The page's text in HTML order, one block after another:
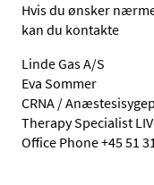
Hvis du ønsker
kan du kontakte
Linde Gas A/S
Eva Sommer
CRNA /
Therapy Specialist
Office Phone +45 51